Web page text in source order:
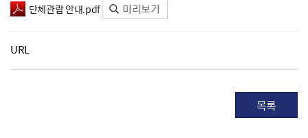
단체관람 안내.pdf 미리보기
URL
목록